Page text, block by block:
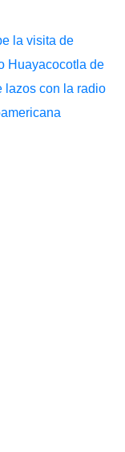
la visita de
Huayacocotla de
lazos con la radio